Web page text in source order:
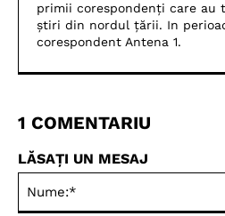
primii corespondenți care au
știri din nordul țării. In
corespondent Antena 1.
1 COMENTARIU
LĂSAȚI UN MESAJ